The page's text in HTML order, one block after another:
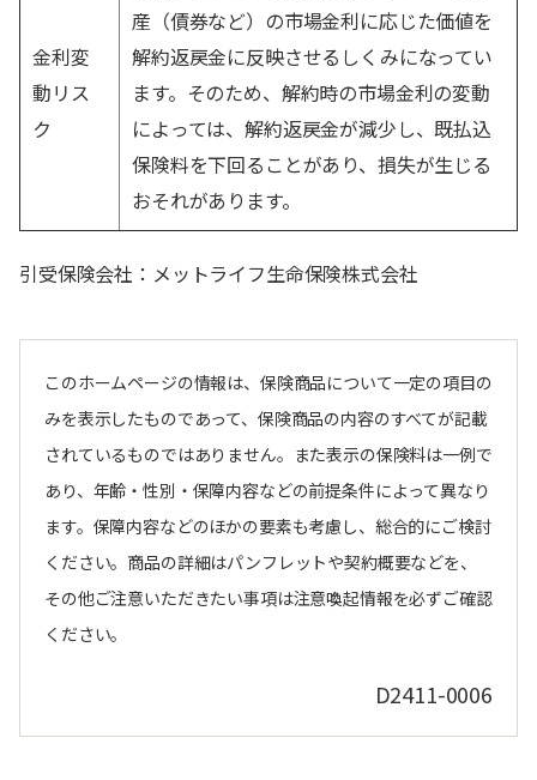
金利変
動リス
ク
産（債券など）の市場金利に応じた価値を
解約返戻金に反映させるしくみになってい
ます。そのため、解約時の市場金利の変動
によっては、解約返戻金が減少し、既払込
保険料を下回ることがあり、損失が生じる
おそれがあります。
引受保険会社：メットライフ生命保険株式会社
このホームページの情報は、保険商品について一定の項目の
みを表示したものであって、保険商品の内容のすべてが記載
されているものではありません。また表示の保険料は一例で
あり、年齢・性別・保障内容などの前提条件によって異なり
ます。保障内容などのほかの要素も考慮し、総合的にご検討
ください。商品の詳細はパンフレットや契約概要などを、
その他ご注意いただきたい事項は注意喚起情報を必ずご確認
ください。
D2411-0006